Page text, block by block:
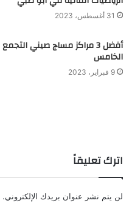
31 أغسطس، 2023
أفضل 3 مراكز مساج صيني التجمع
الخامس
9 فبراير، 2023
اترك تعليقاً
لن يتم نشر عنوان بريدك الإلكتروني.